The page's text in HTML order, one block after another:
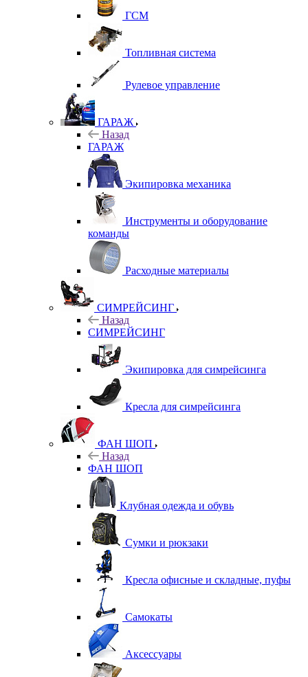
ГСМ
Топливная система
Рулевое управление
ГАРАЖ
Назад
ГАРАЖ
Экипировка механика
Инструменты и оборудование
команды
Расходные материалы
СИМРЕЙСИНГ
Назад
СИМРЕЙСИНГ
Экипировка для симрейсинга
Кресла для симрейсинга
ФАН ШОП
Назад
ФАН ШОП
Клубная одежда и обувь
Сумки и рюкзаки
Кресла офисные и складные, пуфы
Самокаты
Аксессуары